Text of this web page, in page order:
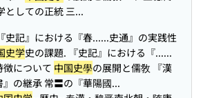
としての正統 三...
史記』における『春......史通』の実践性
史学史の課題. 『史記』における『......
徴について 中国史學の展開と儒敎 『漢
の継承 常〓の『華陽國...